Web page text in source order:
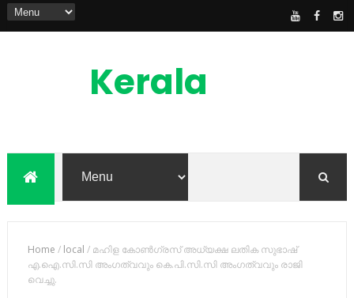
Kerala
Feed
Home / local / മഹിള കോണ്‍ഗ്രസ് അധ്യക്ഷ ലതിക സുഭാഷ്
എ.ഐ.സി.സി അംഗത്വവും കെ.പി.സി.സി അംഗത്വവും രാജി
വെച്ചു.